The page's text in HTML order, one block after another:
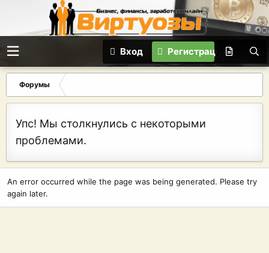
Вход Регистрация
Форумы
Упс! Мы столкнулись с некоторыми
проблемами.
An error occurred while the page was being generated. Please try
again later.